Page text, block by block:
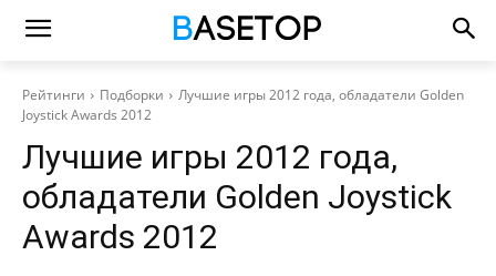
Рейтинги Подборки
Лучшие игры 2012 года, обладатели Golden
Joystick Awards 2012
Лучшие игры 2012 года,
обладатели Golden Joystick
Awards 2012